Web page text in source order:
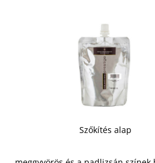
Szőkítés alap